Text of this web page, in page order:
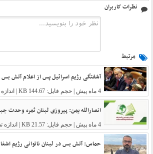
نظرات کاربران
مرتبط
آشفتگی رژیم اسرائیل پس از اعلام آتش بس
4 ماه پیش | حجم فایل: 144.67 KB | اندازه تصویر: 1280 * 720
انصارالله یمن: پیروزی لبنان ثمره وحدت
4 ماه پیش | حجم فایل: 21.57 KB | اندازه تصویر: 800 * 450
حماس: آتش بس در لبنان ناتوانی رژیم